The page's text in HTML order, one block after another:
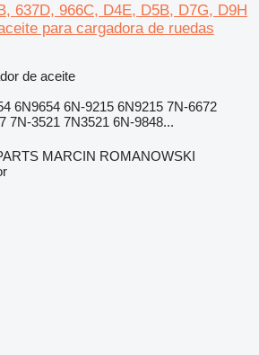
637D, 966C, D4E, D5B, D7G, D9H
para cargadora de ruedas
de aceite
6N9654 6N-9215 6N9215 7N-6672
7N-3521 7N3521 6N-9848...
MARCIN ROMANOWSKI